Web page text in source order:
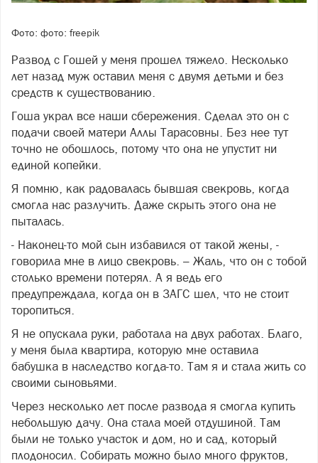
Фото: фото: freepik
Развод с Гошей у меня прошел тяжело. Несколько
лет назад муж оставил меня с двумя детьми и без
средств к существованию.
Гоша украл все наши сбережения. Сделал это он с
подачи своей матери Аллы Тарасовны. Без нее тут
точно не обошлось, потому что она не упустит ни
единой копейки.
Я помню, как радовалась бывшая свекровь, когда
смогла нас разлучить. Даже скрыть этого она не
пыталась.
- Наконец-то мой сын избавился от такой жены, -
говорила мне в лицо свекровь. – Жаль, что он с тобой
столько времени потерял. А я ведь его
предупреждала, когда он в ЗАГС шел, что не стоит
торопиться.
Я не опускала руки, работала на двух работах. Благо,
у меня была квартира, которую мне оставила
бабушка в наследство когда-то. Там я и стала жить со
своими сыновьями.
Через несколько лет после развода я смогла купить
небольшую дачу. Она стала моей отдушиной. Там
были не только участок и дом, но и сад, который
плодоносил. Собирать можно было много фруктов,